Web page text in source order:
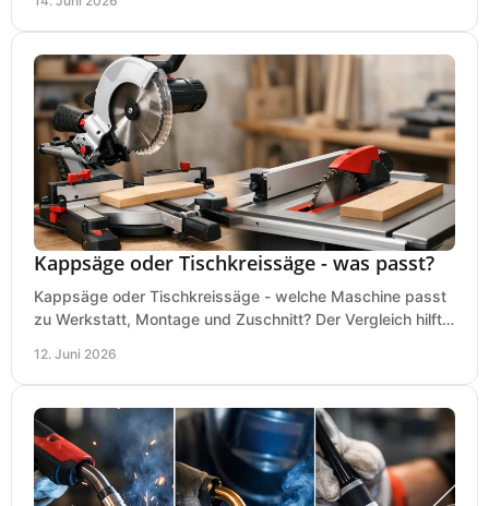
Kappsäge oder Tischkreissäge - was passt?
Kappsäge oder Tischkreissäge - welche Maschine passt
zu Werkstatt, Montage und Zuschnitt? Der Vergleich hilft
12. Juni 2026